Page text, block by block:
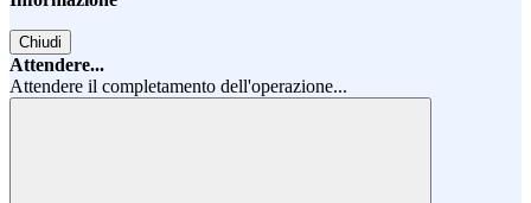
Chiudi
Attendere...
Attendere il completamento dell'operazione...